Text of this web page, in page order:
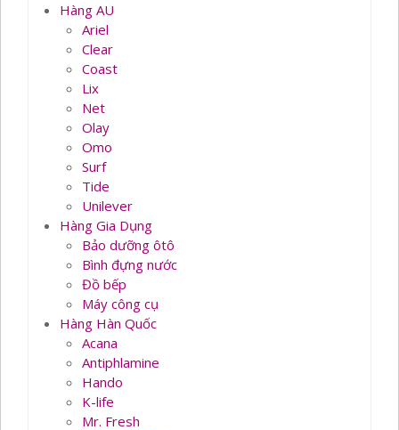
Hàng AU
Ariel
Clear
Coast
Lix
Net
Olay
Omo
Surf
Tide
Unilever
Hàng Gia Dụng
Bảo dưỡng ôtô
Bình đựng nước
Đồ bếp
Máy công cụ
Hàng Hàn Quốc
Acana
Antiphlamine
Hando
K-life
Mr. Fresh